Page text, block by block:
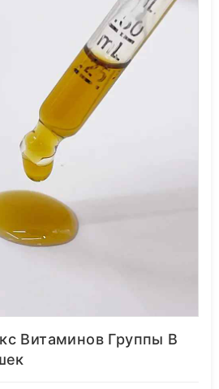
Витаминов Группы В